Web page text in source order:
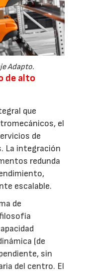
Adapto.
de alto
que
el
de
La integración
redunda
escalable.
de
(de
sin
del centro. El